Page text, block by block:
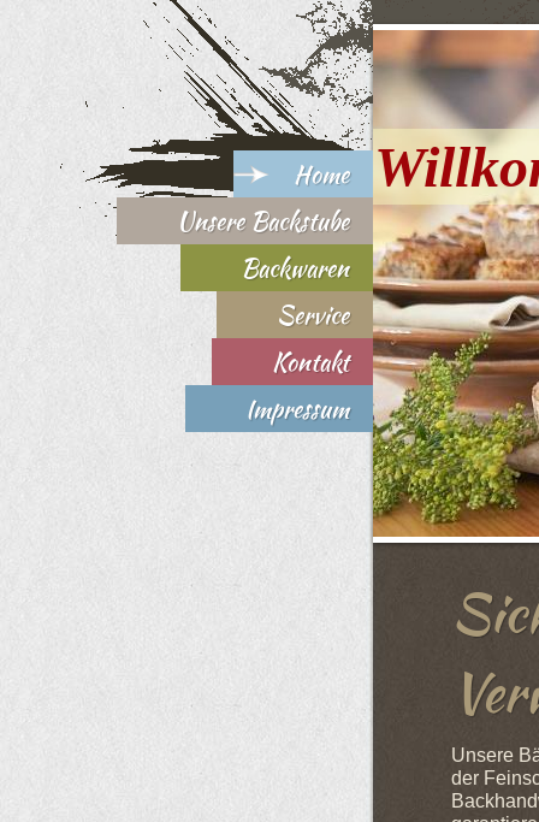
Home
Unsere Backstube
Backwaren
Service
Kontakt
Impressum
Unsere
der